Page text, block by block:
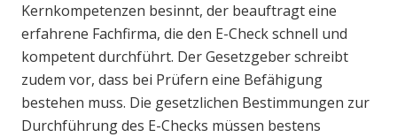
Kernkompetenzen besinnt, der beauftragt eine
erfahrene Fachfirma, die den E-Check schnell und
kompetent durchführt. Der Gesetzgeber schreibt
zudem vor, dass bei Prüfern eine Befähigung
bestehen muss. Die gesetzlichen Bestimmungen zur
Durchführung des E-Checks müssen bestens